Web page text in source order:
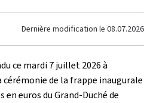
Dernière modification le 08.07.2026
ce mardi 7 juillet 2026 à
cérémonie de la frappe inaugurale
en euros du Grand-Duché de